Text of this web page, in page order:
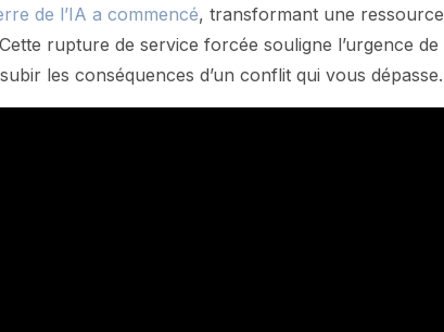
de l’IA a commencé, transformant une ressource
rupture de service forcée souligne l’urgence de
les conséquences d’un conflit qui vous dépasse.